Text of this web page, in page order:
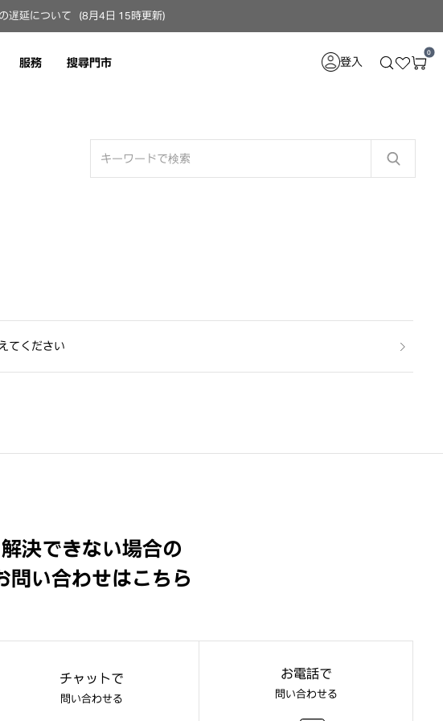
遅延について（8月4日 15時更新）
服務 搜尋門市 登入
0
てください
解決できない場合の
問い合わせはこちら
チャットで
問い合わせる
お電話で
問い合わせる